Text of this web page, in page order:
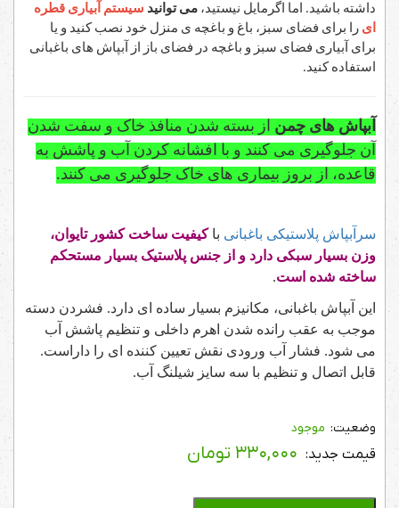
داشته باشید. اما اگرمایل نیستید، می توانید سیستم آبیاری قطره
ای را برای فضای سبز، باغ و باغچه ی منزل خود نصب کنید و یا
برای آبیاری فضای سبز و باغچه در فضای باز از آبپاش های باغبانی
استفاده کنید.
آبپاش های چمن از بسته شدن منافذ خاک و سفت شدن
آن جلوگیری می کنند و با افشانه کردن آب و پاشش به
قاعده، از بروز بیماری های خاک جلوگیری می کنند.
سرآبپاش پلاستیکی باغبانی با کیفیت ساخت کشور تایوان،
وزن بسیار سبکی دارد و از جنس پلاستیک بسیار مستحکم
ساخته شده است.
این آبپاش باغبانی، مکانیزم بسیار ساده ای دارد. فشردن دسته
موجب به عقب رانده شدن اهرم داخلی و تنظیم پاشش آب
می شود. فشار آب ورودی نقش تعیین کننده ای را داراست.
قابل اتصال و تنظیم با سه سایز شیلنگ آب.
موجود
۳۳۰,۰۰۰ تومان